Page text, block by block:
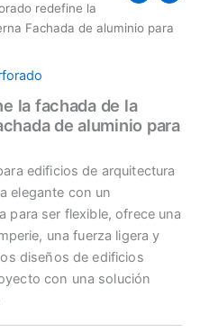
redefine la
Fachada de aluminio para
la fachada de la
de aluminio para
edificios de arquitectura
elegante con un
para ser flexible, ofrece una
una fuerza ligera y
diseños de edificios
con una solución